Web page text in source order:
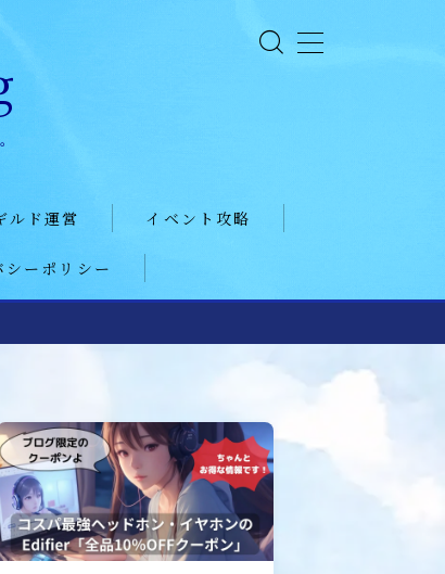
ルド運営
政策
戦略編
イベント攻略
魔獣討伐会
シーポリシー